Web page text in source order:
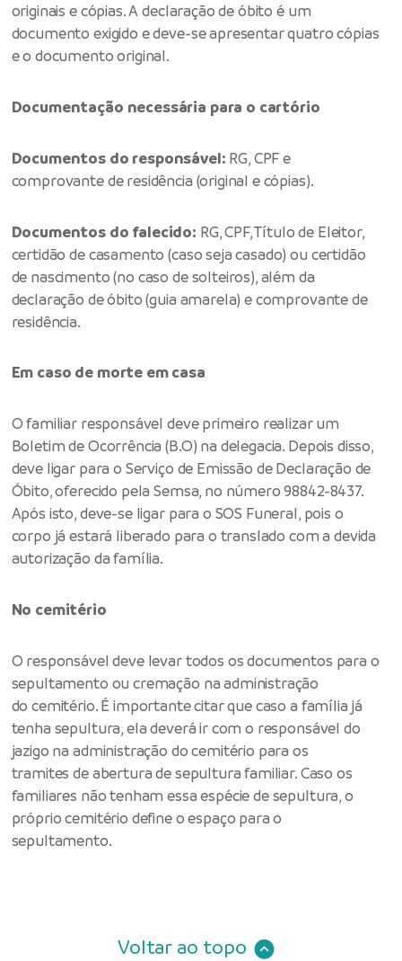
originais e cópias. A declaração de óbito é um
documento exigido e deve-se apresentar quatro cópias
e o documento original.
Documentação necessária para o cartório
Documentos do responsável: RG, CPF e
comprovante de residência (original e cópias).
Documentos do falecido: RG, CPF, Título de Eleitor,
certidão de casamento (caso seja casado) ou certidão
de nascimento (no caso de solteiros), além da
declaração de óbito (guia amarela) e comprovante de
residência.
Em caso de morte em casa
O familiar responsável deve primeiro realizar um
Boletim de Ocorrência (B.O) na delegacia. Depois disso,
deve ligar para o Serviço de Emissão de Declaração de
Óbito, oferecido pela Semsa, no número 98842-8437.
Após isto, deve-se ligar para o SOS Funeral, pois o
corpo já estará liberado para o translado com a devida
autorização da família.
No cemitério
O responsável deve levar todos os documentos para o
sepultamento ou cremação na administração
do cemitério. É importante citar que caso a família já
tenha sepultura, ela deverá ir com o responsável do
jazigo na administração do cemitério para os
tramites de abertura de sepultura familiar. Caso os
familiares não tenham essa espécie de sepultura, o
próprio cemitério define o espaço para o
sepultamento.
Voltar ao topo